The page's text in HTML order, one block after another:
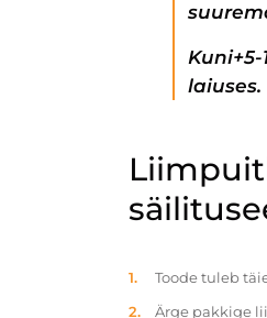
laiuses.
Toode tuleb
Ärge pakkige